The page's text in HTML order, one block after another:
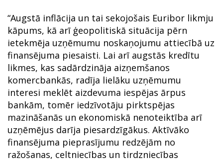
“Augstā inflācija un tai sekojošais Euribor likmju
kāpums, kā arī ģeopolitiskā situācija pērn
ietekmēja uzņēmumu noskaņojumu attiecībā uz
finansējuma piesaisti. Lai arī augstās kredītu
likmes, kas sadārdzināja aizņemšanos
komercbankās, radīja lielāku uzņēmumu
interesi meklēt aizdevuma iespējas ārpus
bankām, tomēr iedzīvotāju pirktspējas
mazināšanās un ekonomiskā nenoteiktība arī
uzņēmējus darīja piesardzīgākus. Aktīvāko
finansējuma pieprasījumu redzējām no
ražošanas, celtniecības un tirdzniecības